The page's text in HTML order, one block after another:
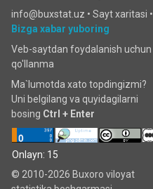
info@buxstat.uz • Sayt xaritasi •
Bizga xabar yuboring
Veb-saytdan foydalanish uchun
qo'llanma
Ma`lumotda xato topdingizmi?
Uni belgilang va quyidagilarni
bosing Ctrl + Enter
Onlayn: 15
© 2010-2026 Buxoro viloyat